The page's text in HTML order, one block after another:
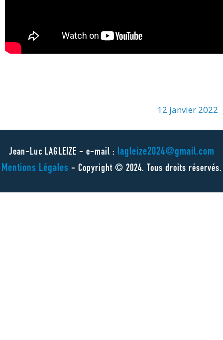
12 janvier 2022
Jean-Luc LAGLEIZE - e-mail : lagleize2024@gmail.com
Mentions Légales - Copyright © 2024. Tous droits réservés.